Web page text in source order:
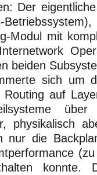
Der
Modul mit
beiden
sich um
auf
physikalisch
nur die
konnte.